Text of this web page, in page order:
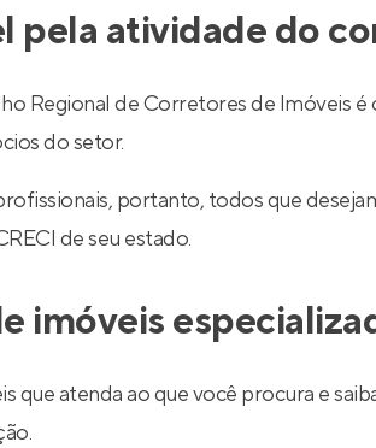
pela atividade do
Regional de Corretores de Imóveis
do setor.
portanto, todos que
de seu estado.
imóveis
atenda ao que você procura e